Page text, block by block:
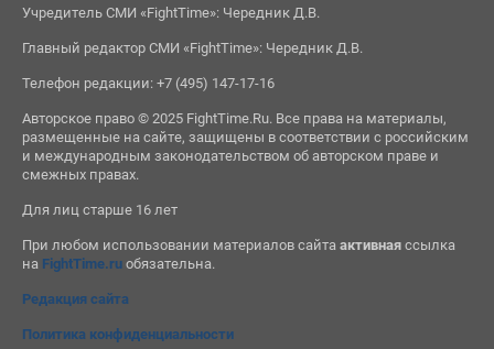
Учредитель СМИ «FightTime»: Чередник Д.В.
Главный редактор СМИ «FightTime»: Чередник Д.В.
Телефон редакции: +7 (495) 147-17-16
Авторское право © 2025 FightTime.Ru. Все права на материалы,
размещенные на сайте, защищены в соответствии с российским
и международным законодательством об авторском праве и
смежных правах.
Для лиц старше 16 лет
При любом использовании материалов сайта активнаяссылка
на FightTime.ruобязательна.
Редакция сайта
Политика конфиденциальности